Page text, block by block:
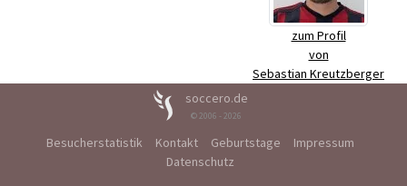
zum Profil
von
Sebastian Kreutzberger
soccero.de
© 2006 - 2026
Besucherstatistik Kontakt Geburtstage
Impressum
Datenschutz